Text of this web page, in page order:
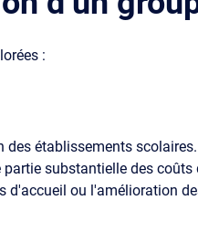
:
établissements
substantielle des
d'accueil ou l'amélioration